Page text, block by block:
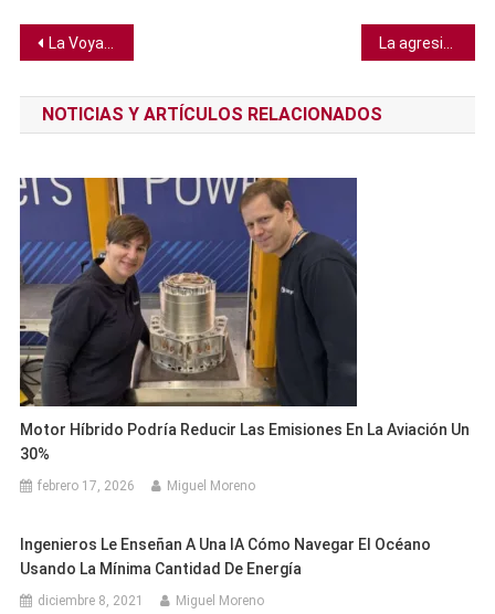
Navegación
de
entradas
La Voyager 2 pudo haber alcanzado Urano en un mal momento, resolviendo misterio de 40 años
NOTICIAS Y ARTÍCULOS RELACIONADOS
Motor Híbrido Podría Reducir Las Emisiones En La Aviación Un
30%
febrero 17, 2026 Miguel Moreno
Ingenieros Le Enseñan A Una IA Cómo Navegar El Océano
Usando La Mínima Cantidad De Energía
diciembre 8, 2021 Miguel Moreno